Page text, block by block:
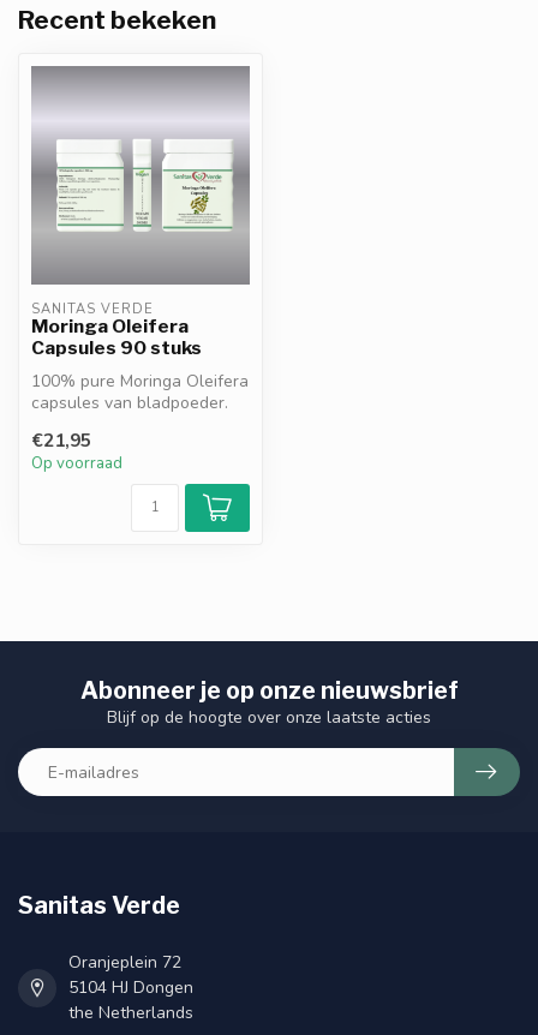
Recent bekeken
SANITAS VERDE
Moringa Oleifera
Capsules 90 stuks
100% pure Moringa Oleifera
capsules van bladpoeder.
minerale...
€21,95
Op voorraad
Abonneer je op onze nieuwsbrief
Blijf op de hoogte over onze laatste acties
Sanitas Verde
Oranjeplein 72
5104 HJ Dongen
the Netherlands